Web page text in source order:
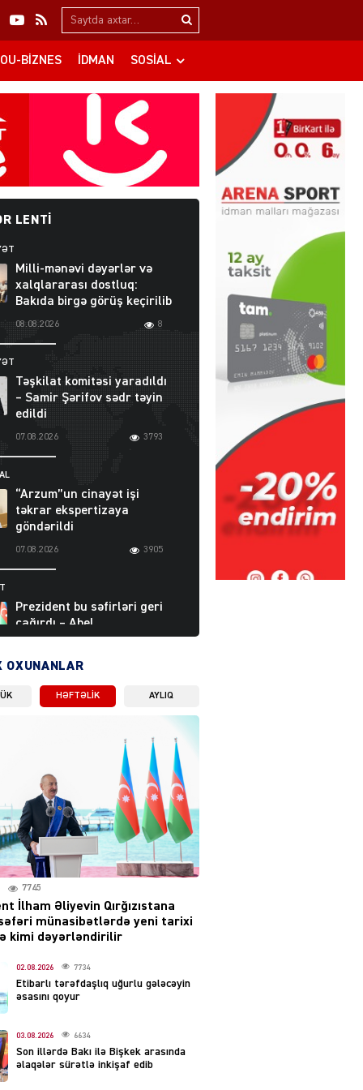
Search…
BIZNES İDMAN SOSIAL
LENTI
Milli-mənəvi dəyərlər və
xalqlararası dostluq:
Bakıda birgə görüş keçirilib
08.08.2026 8
Təşkilat komitəsi yaradıldı
– Samir Şərifov sədr təyin
edildi
07.08.2026 3793
“Arzum”un cinayət işi
təkrar ekspertizaya
göndərildi
07.08.2026 3905
Prezident bu səfirləri geri
çağırdı – Abel
Məhərrəmovun oğlu da var
07.08.2026
5492
Rusiya-Ukrayna
münaqişəsinin həllində
irəliləyiş var – Tramp
07.08.2026 5503
Prezident 2 fərman
imzaladı
07.08.2026
“Tramp yolu”na HƏMLƏ –
REAKSİYA
OXUNANLAR
HƏFTƏLIK AYLIQ
7745
İlham Əliyevin Qırğızıstana
münasibətlərdə yeni tarixi
kimi dəyərləndirilir
02.08.2026 7734
Etibarlı tərəfdaşlıq uğurlu gələcəyin
əsasını qoyur
03.08.2026 6634
Son illərdə Bakı ilə Bişkek arasında
əlaqələr sürətlə inkişaf edib